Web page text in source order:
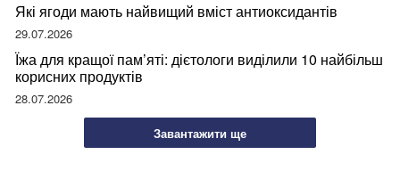
Які ягоди мають найвищий вміст антиоксидантів
29.07.2026
Їжа для кращої пам’яті: дієтологи виділили 10 найбільш
корисних продуктів
28.07.2026
Завантажити ще